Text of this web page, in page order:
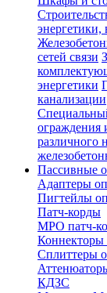
энергетики,
сетей связи
энергетики
канализации
ограждения
различного
Пассивные
Адаптеры
Пигтейлы
Патч-корды
MPO патч-
Коннекторы
Сплиттеры
КДЗС